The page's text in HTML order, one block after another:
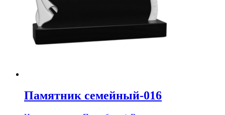
Памятник семейный-016